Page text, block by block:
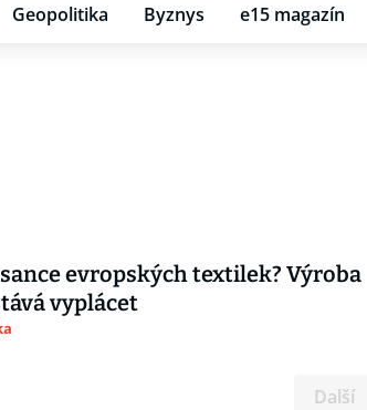
Geopolitika Byznys e15 magazín
evropských textilek? Výroba
vyplácet
Další